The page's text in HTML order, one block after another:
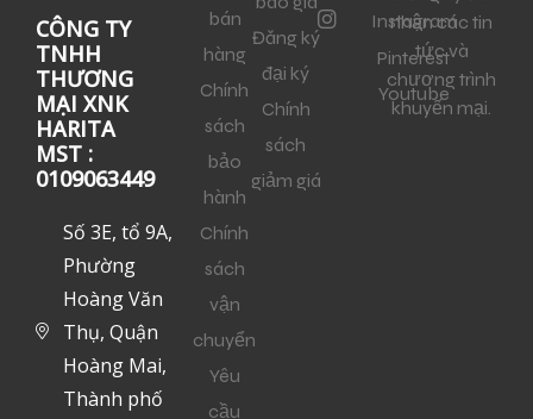
CÔNG TY
TNHH
THƯƠNG
MẠI XNK
HARITA
MST :
0109063449
Số 3E, tổ 9A,
Phường
Hoàng Văn
Thụ, Quận
Hoàng Mai,
Thành phố
bán
hàng
Chính
sách
bảo
hành
Chính
sách
vận
chuyển
Yêu
cầu
Đăng ký
đại ký
Chính
sách
giảm giá
Instagram
Pinterest
Youtube
nhận các tin
tức và
chương trình
khuyến mại.